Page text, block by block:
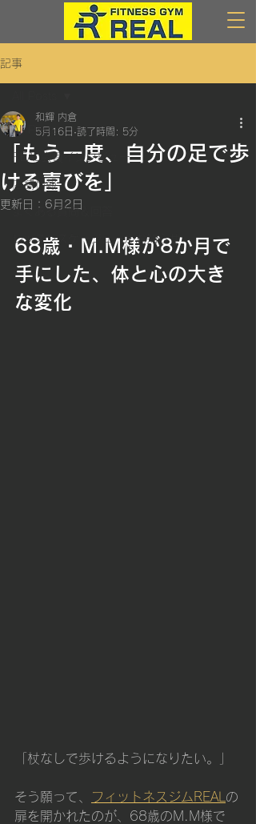
記事
All Posts
REAL会員インタビュー
店舗情報
よくある質問＆回答
レッスンスケージュールお知らせ
「もう一度、自分の足で歩
ける喜びを」
和輝 内倉
5月16日 読了時間: 5分
更新日： 6月2日
68歳・M.M様が8か月で
手にした、体と心の大き
な変化
「杖なしで歩けるようになりたい。」
そう願って、 フィットネスジムREAL の
扉を開かれたのが、68歳のM.M様で